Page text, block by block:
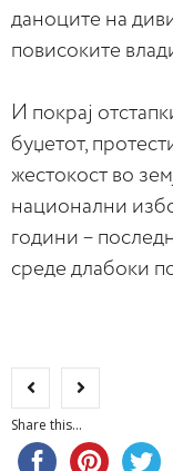
даноците на
повисоките
И покрај
буџетот,
жестокост во
национални
години –
среде длабоки
Share this...